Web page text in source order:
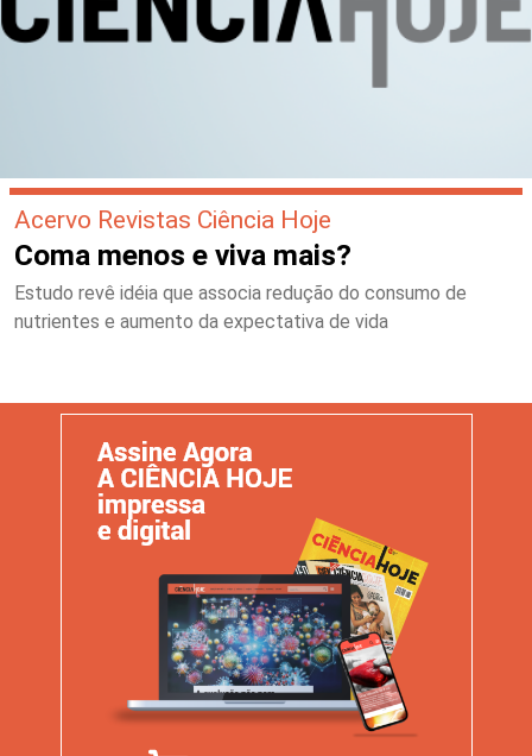
Acervo Revistas Ciência Hoje
Coma menos e viva mais?
Estudo revê idéia que associa redução do consumo de
nutrientes e aumento da expectativa de vida